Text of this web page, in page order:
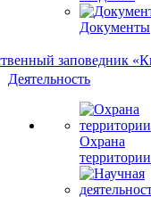
Документы
Деятельность
Охрана
территории